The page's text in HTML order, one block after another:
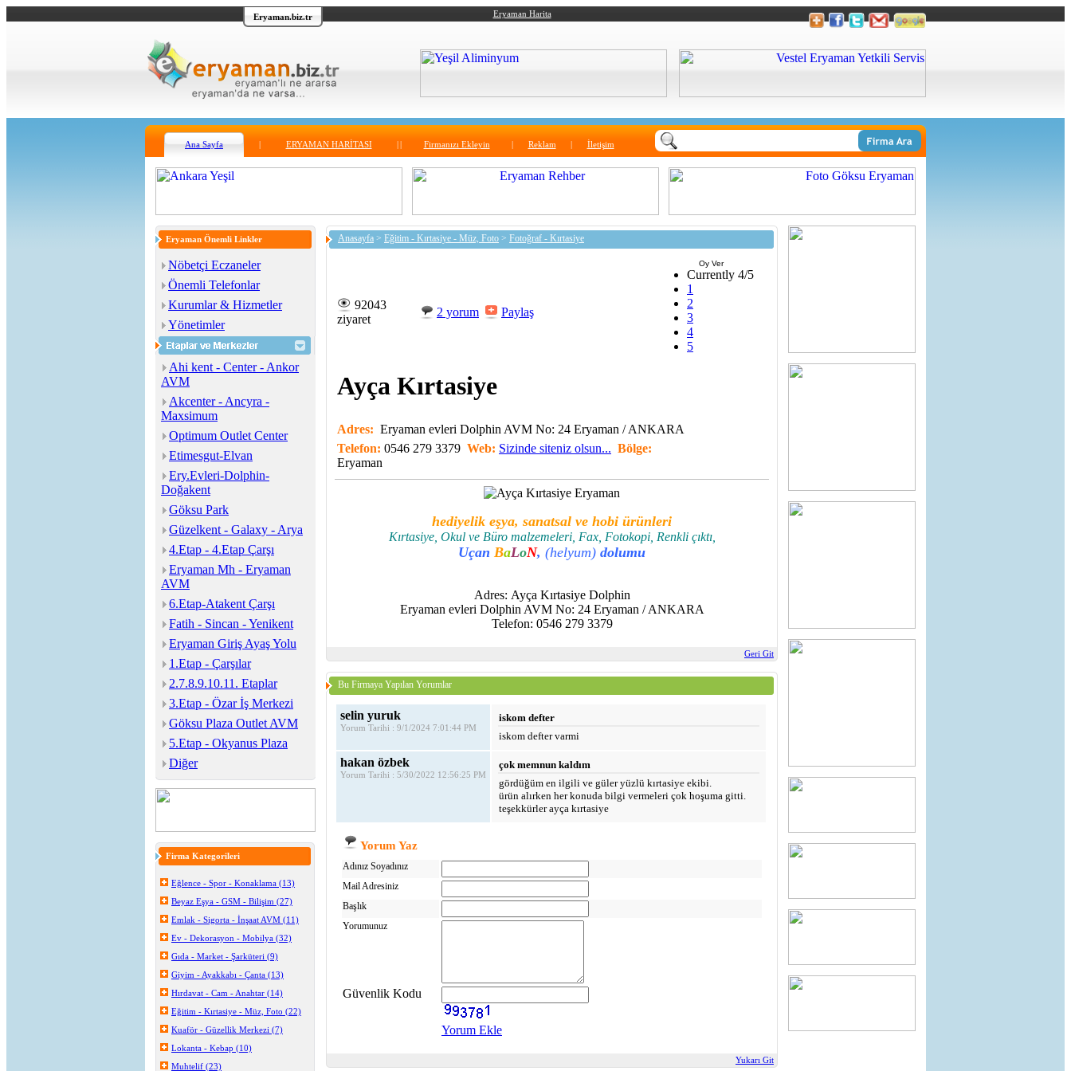
Eryaman.biz.tr Eryaman Harita
Ana Sayfa ERYAMAN HARİTASI Firmanızı Ekleyin Reklam İletişim
Eryaman Önemli Linkler
Nöbetçi Eczaneler
Önemli Telefonlar
Kurumlar & Hizmetler
Yönetimler
Ahi kent - Center - Ankor
AVM
Akcenter - Ancyra -
Maxsimum
Optimum Outlet Center
Etimesgut-Elvan
Ery.Evleri-Dolphin-
Doğakent
Göksu Park
Güzelkent - Galaxy - Arya
4.Etap - 4.Etap Çarşı
Eryaman Mh - Eryaman
AVM
6.Etap-Atakent Çarşı
Fatih - Sincan - Yenikent
Eryaman Giriş Ayaş Yolu
1.Etap - Çarşılar
2.7.8.9.10.11. Etaplar
3.Etap - Özar İş Merkezi
Göksu Plaza Outlet AVM
5.Etap - Okyanus Plaza
Diğer
Firma Kategorileri
Eğlence - Spor - Konaklama (13)
Beyaz Eşya - GSM - Bilişim (27)
Emlak - Sigorta - İnşaat AVM (11)
Ev - Dekorasyon - Mobilya (32)
Gıda - Market - Şarküteri (9)
Giyim - Ayakkabı - Çanta (13)
Hırdavat - Cam - Anahtar (14)
Eğitim - Kırtasiye - Müz, Foto (22)
Kuaför - Güzellik Merkezi (7)
Lokanta - Kebap (10)
Muhtelif (23)
Anasayfa > Eğitim - Kırtasiye - Müz, Foto > Fotoğraf - Kırtasiye
92043
ziyaret
2 yorum Paylaş
Oy Ver
Currently 4/5
1
2
3
4
5
Ayça Kırtasiye
Adres: Eryaman evleri Dolphin AVM No: 24 Eryaman / ANKARA
Telefon: 0546 279 3379 Web: Sizinde siteniz olsun... Bölge:
Eryaman
hediyelik eşya, sanatsal ve hobi ürünleri
Kırtasiye, Okul ve Büro malzemeleri, Fax, Fotokopi, Renkli çıktı,
Uçan BaLoN, (helyum) dolumu
Adres: Ayça Kırtasiye Dolphin
Eryaman evleri Dolphin AVM No: 24 Eryaman / ANKARA
Telefon: 0546 279 3379
Geri Git
Bu Firmaya Yapılan Yorumlar
selin yuruk
Yorum Tarihi : 9/1/2024 7:01:44 PM
iskom defter
iskom defter varmi
hakan özbek
Yorum Tarihi : 5/30/2022 12:56:25 PM
çok memnun kaldım
gördüğüm en ilgili ve güler yüzlü kırtasiye ekibi.
ürün alırken her konuda bilgi vermeleri çok hoşuma gitti.
teşekkürler ayça kırtasiye
Yorum Yaz
Adınız Soyadınız
Mail Adresiniz
Başlık
Yorumunuz
Güvenlik Kodu
Yorum Ekle
Yukarı Git